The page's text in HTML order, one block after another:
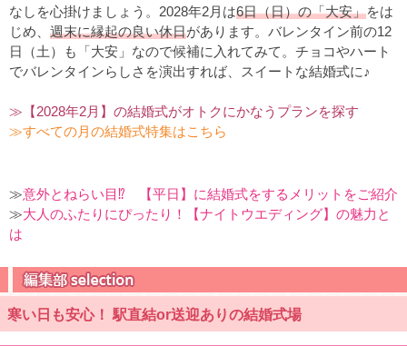
なしを心掛けましょう。2028年2月は6日（日）の「大安」をは
じめ、 週末に縁起の良い休日があります。バレンタイン前の12
日（土）も「大安」なので候補に入れてみて。チョコやハート
でバレンタインらしさを演出すれば、スイートな結婚式に♪
≫【2028年2月】の結婚式がオトクにかなうプランを探す
≫すべての月の結婚式特集はこちら
≫意外とねらい目⁉ 【平日】に結婚式をするメリットをご紹介
≫大人のふたりにぴったり！【ナイトウエディング】の魅力と
は
寒い日も安心！ 駅直結or送迎ありの結婚式場